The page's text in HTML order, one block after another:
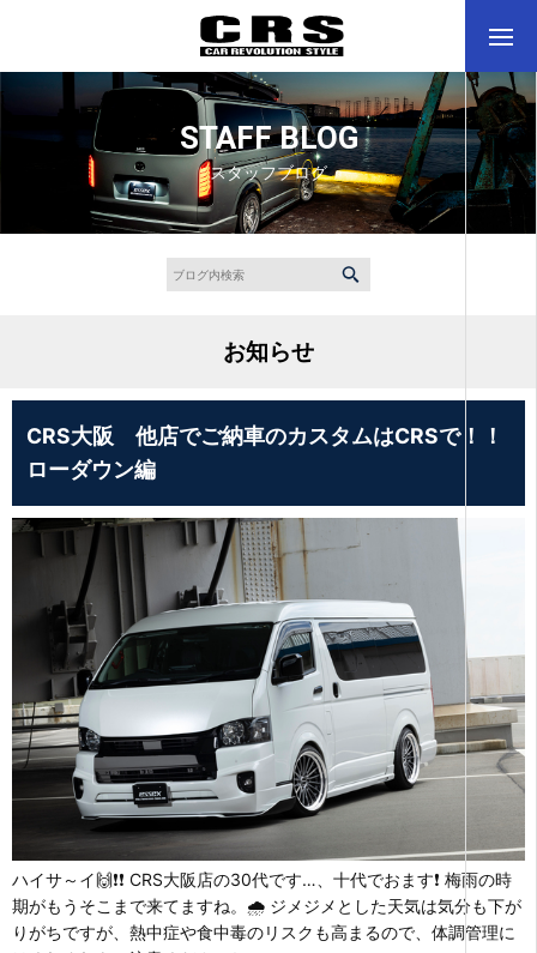
STAFF BLOG
スタッフブログ
お知らせ
CRS大阪 他店でご納車のカスタムはCRSで！！
ローダウン編
ハイサ～イ🙌❗❗ CRS大阪店の30代です…、十代でおます❗ 梅雨の時
期がもうそこまで来てますね。🌧 ジメジメとした天気は気分も下が
りがちですが、熱中症や食中毒のリスクも高まるので、体調管理に